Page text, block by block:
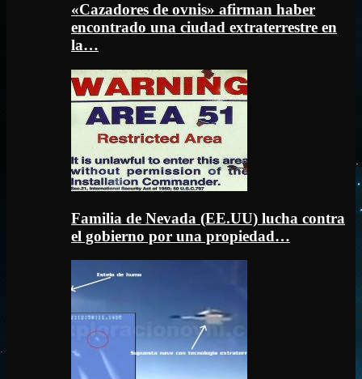
«Cazadores de ovnis» afirman haber
encontrado una ciudad extraterrestre en
la…
Familia de Nevada (EE.UU) lucha contra
el gobierno por una propiedad…